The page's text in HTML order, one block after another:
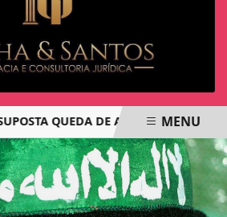
QUEDA DE AVIÃO COM JOVENS
MENU